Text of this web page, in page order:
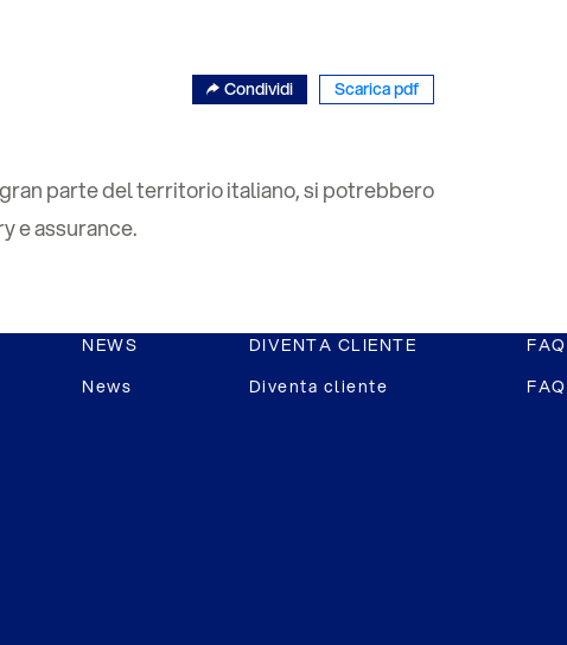
Condividi Scarica pdf
parte del territorio italiano, si potrebbero
e assurance.
NEWS
News
DIVENTA CLIENTE
Diventa cliente
FAQ
FAQ